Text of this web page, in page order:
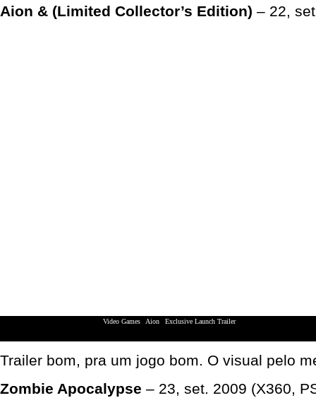
Aion & (Limited Collector’s Edition) – 22,
Video Games Aion
Exclusive Launch Trailer
Trailer bom, pra um jogo bom. O visual pelo
Zombie Apocalypse – 23, set. 2009 (X360,